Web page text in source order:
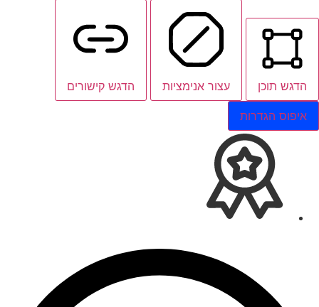
הדגש תוכן עצור אנימציות הדגש קישורים
איפוס הגדרות